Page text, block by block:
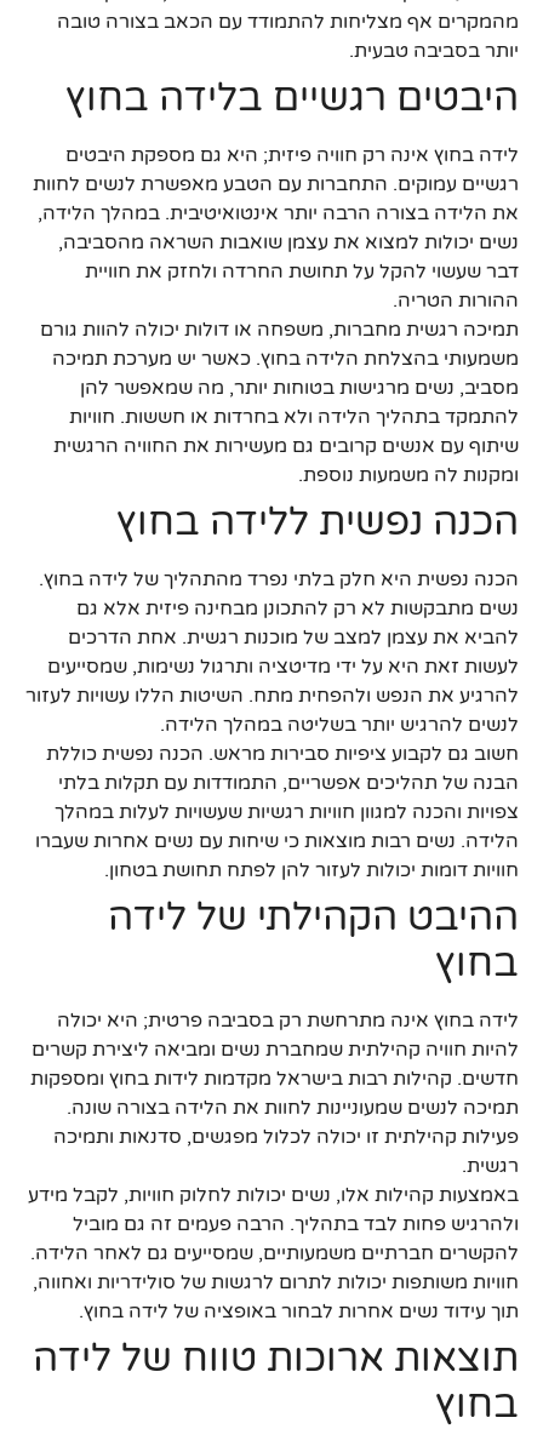
מהמקרים אף מצליחות להתמודד עם הכאב בצורה טובה
יותר בסביבה טבעית.
היבטים רגשיים בלידה בחוץ
לידה בחוץ אינה רק חוויה פיזית; היא גם מספקת היבטים
רגשיים עמוקים. התחברות עם הטבע מאפשרת לנשים לחוות
את הלידה בצורה הרבה יותר אינטואיטיבית. במהלך הלידה,
נשים יכולות למצוא את עצמן שואבות השראה מהסביבה,
דבר שעשוי להקל על תחושת החרדה ולחזק את חוויית
ההורות הטריה.
תמיכה רגשית מחברות, משפחה או דולות יכולה להוות גורם
משמעותי בהצלחת הלידה בחוץ. כאשר יש מערכת תמיכה
מסביב, נשים מרגישות בטוחות יותר, מה שמאפשר להן
להתמקד בתהליך הלידה ולא בחרדות או חששות. חוויות
שיתוף עם אנשים קרובים גם מעשירות את החוויה הרגשית
ומקנות לה משמעות נוספת.
הכנה נפשית ללידה בחוץ
הכנה נפשית היא חלק בלתי נפרד מהתהליך של לידה בחוץ.
נשים מתבקשות לא רק להתכונן מבחינה פיזית אלא גם
להביא את עצמן למצב של מוכנות רגשית. אחת הדרכים
לעשות זאת היא על ידי מדיטציה ותרגול נשימות, שמסייעים
להרגיע את הנפש ולהפחית מתח. השיטות הללו עשויות לעזור
לנשים להרגיש יותר בשליטה במהלך הלידה.
חשוב גם לקבוע ציפיות סבירות מראש. הכנה נפשית כוללת
הבנה של תהליכים אפשריים, התמודדות עם תקלות בלתי
צפויות והכנה למגוון חוויות רגשיות שעשויות לעלות במהלך
הלידה. נשים רבות מוצאות כי שיחות עם נשים אחרות שעברו
חוויות דומות יכולות לעזור להן לפתח תחושת בטחון.
ההיבט הקהילתי של לידה
בחוץ
לידה בחוץ אינה מתרחשת רק בסביבה פרטית; היא יכולה
להיות חוויה קהילתית שמחברת נשים ומביאה ליצירת קשרים
חדשים. קהילות רבות בישראל מקדמות לידות בחוץ ומספקות
תמיכה לנשים שמעוניינות לחוות את הלידה בצורה שונה.
פעילות קהילתית זו יכולה לכלול מפגשים, סדנאות ותמיכה
רגשית.
באמצעות קהילות אלו, נשים יכולות לחלוק חוויות, לקבל מידע
ולהרגיש פחות לבד בתהליך. הרבה פעמים זה גם מוביל
להקשרים חברתיים משמעותיים, שמסייעים גם לאחר הלידה.
חוויות משותפות יכולות לתרום לרגשות של סולידריות ואחווה,
תוך עידוד נשים אחרות לבחור באופציה של לידה בחוץ.
תוצאות ארוכות טווח של לידה
בחוץ